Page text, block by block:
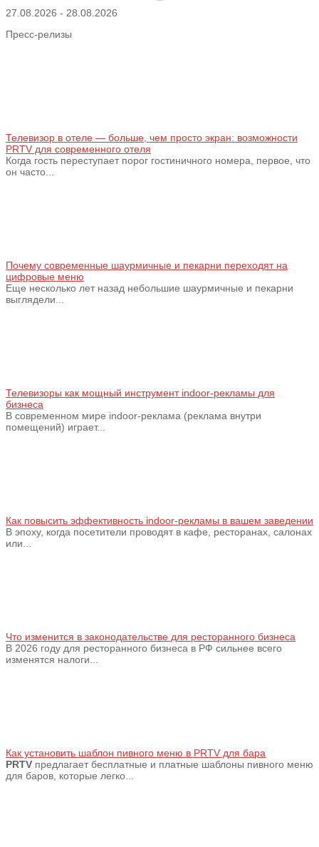
27.08.2026 - 28.08.2026
Пресс-релизы
Телевизор в отеле — больше, чем просто экран: возможности
PRTV для современного отеля
Когда гость переступает порог гостиничного номера, первое, что
он часто...
Почему современные шаурмичные и пекарни переходят на
цифровые меню
Еще несколько лет назад небольшие шаурмичные и пекарни
выглядели...
Телевизоры как мощный инструмент indoor-рекламы для
бизнеса
В современном мире indoor-реклама (реклама внутри
помещений) играет...
Как повысить эффективность indoor-рекламы в вашем заведении
В эпоху, когда посетители проводят в кафе, ресторанах, салонах
или...
Что изменится в законодательстве для ресторанного бизнеса
В 2026 году для ресторанного бизнеса в РФ сильнее всего
изменятся налоги...
Как установить шаблон пивного меню в PRTV для бара
PRTV предлагает бесплатные и платные шаблоны пивного меню
для баров, которые легко...